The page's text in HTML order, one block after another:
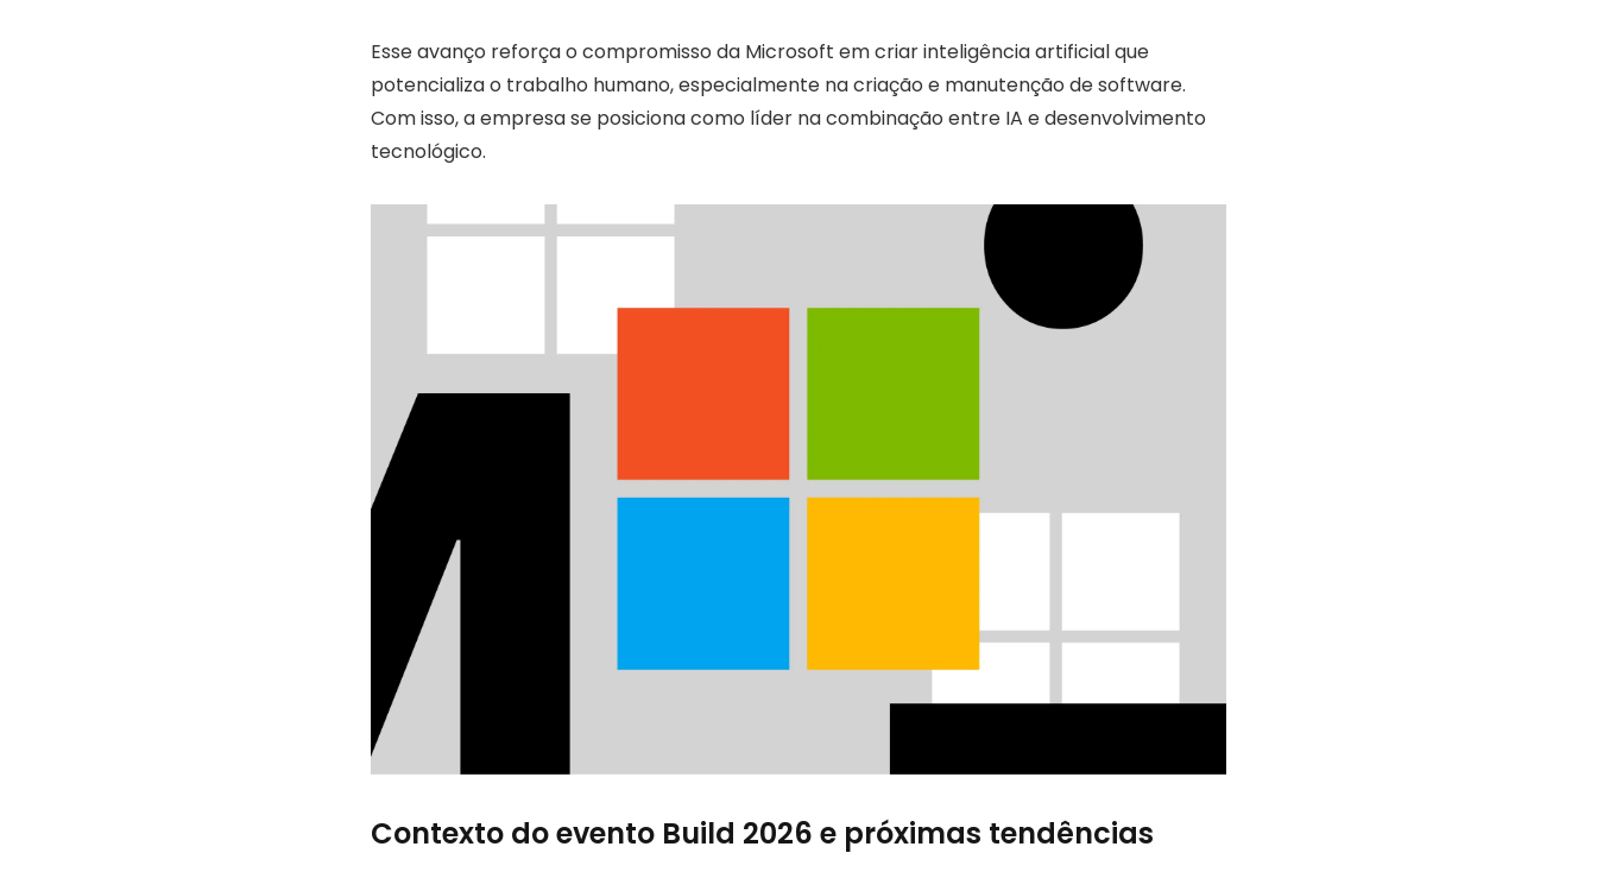
Esse avanço reforça o compromisso da Microsoft em criar inteligência artificial que
potencializa o trabalho humano, especialmente na criação e manutenção de software.
Com isso, a empresa se posiciona como líder na combinação entre IA e desenvolvimento
tecnológico.
Contexto do evento Build 2026 e próximas tendências